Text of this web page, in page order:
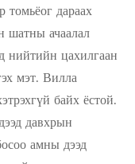
дараах
шатны ачаалал
нийтийн цахилгаан
мэт. Вилла
байх ёстой.
давхрын
амны дээд